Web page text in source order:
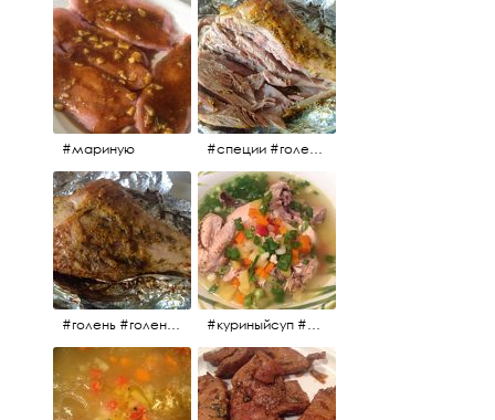
#мариную #специи #голень #голеньиндейки #индейка #мясо #еда #завтрак #голеньиндейкивфольге
#голень #голеньиндейки #голеньиндейкивфольге #индейка #завтрак #еда #мясо #куриныйсуп #еда #ужин #можнокушать